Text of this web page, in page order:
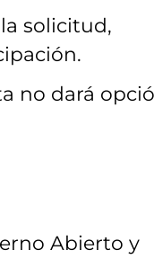
solicitud,
no dará
Abierto y